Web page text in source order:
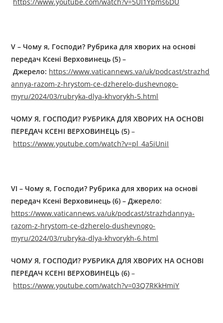
V – Чому я, Господи? Рубрика для хворих на основі
передач Ксені Верховинець (5) –
Джерелo: https://www.vaticannews.va/uk/podcast/strazhd
annya-razom-z-hrystom-ce-dzherelo-dushevnogo-
myru/2024/03/rubryka-dlya-khvorykh-5.html
ЧОМУ Я, ГОСПОДИ? РУБРИКА ДЛЯ ХВОРИХ НА ОСНОВІ
ПЕРЕДАЧ КСЕНІ ВЕРХОВИНЕЦЬ (5)–
https://www.youtube.com/watch?v=pl_4a5iUniI
VI – Чому я, Господи? Рубрика для хворих на основі
передач Ксені Верховинець (6) – Джерелo:
https://www.vaticannews.va/uk/podcast/strazhdannya-
razom-z-hrystom-ce-dzherelo-dushevnogo-
myru/2024/03/rubryka-dlya-khvorykh-6.html
ЧОМУ Я, ГОСПОДИ? РУБРИКА ДЛЯ ХВОРИХ НА ОСНОВІ
ПЕРЕДАЧ КСЕНІ ВЕРХОВИНЕЦЬ (6)–
https://www.youtube.com/watch?v=03Q7RKkHmiY